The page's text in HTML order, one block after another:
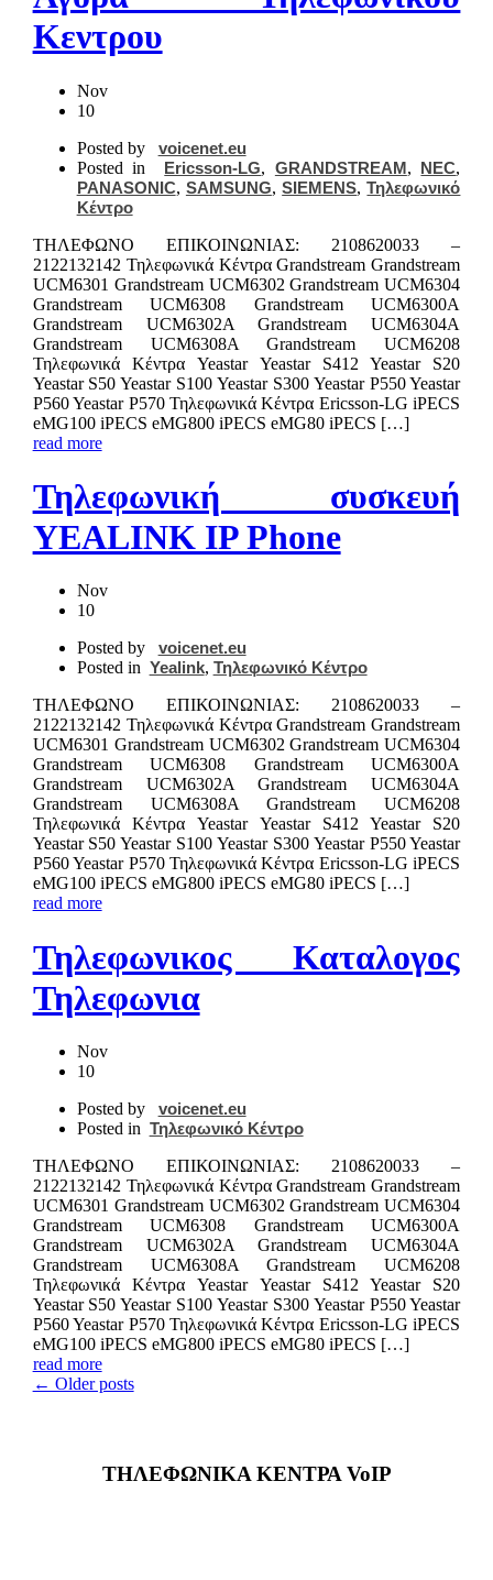
Κεντρου
Nov
10
Posted by
voicenet.eu
Posted in
Ericsson-LG, GRANDSTREAM, NEC,
PANASONIC, SAMSUNG,SIEMENS,Τηλεφωνικό
Κέντρο
ΤΗΛΕΦΩΝΟ ΕΠΙΚΟIΝΩΝΙΑΣ: 2108620033 –
2122132142 Τηλεφωνικά Κέντρα Grandstream Grandstream
UCM6301 Grandstream UCM6302 Grandstream UCM6304
Grandstream UCM6308 Grandstream UCM6300A
Grandstream UCM6302A Grandstream UCM6304A
Grandstream UCM6308A Grandstream UCM6208
Τηλεφωνικά Κέντρα Yeastar Yeastar S412 Yeastar S20
Yeastar S50 Yeastar S100 Yeastar S300 Yeastar P550 Yeastar
P560 Yeastar P570 Τηλεφωνικά Κέντρα Ericsson-LG iPECS
eMG100 iPECS eMG800 iPECS eMG80 iPECS […]
read more
Τηλεφωνική συσκευή
YEALINK IP Phone
Nov
10
Posted by
voicenet.eu
Posted in Yealink, Τηλεφωνικό Κέντρο
ΤΗΛΕΦΩΝΟ ΕΠΙΚΟIΝΩΝΙΑΣ: 2108620033 –
2122132142 Τηλεφωνικά Κέντρα Grandstream Grandstream
UCM6301 Grandstream UCM6302 Grandstream UCM6304
Grandstream UCM6308 Grandstream UCM6300A
Grandstream UCM6302A Grandstream UCM6304A
Grandstream UCM6308A Grandstream UCM6208
Τηλεφωνικά Κέντρα Yeastar Yeastar S412 Yeastar S20
Yeastar S50 Yeastar S100 Yeastar S300 Yeastar P550 Yeastar
P560 Yeastar P570 Τηλεφωνικά Κέντρα Ericsson-LG iPECS
eMG100 iPECS eMG800 iPECS eMG80 iPECS […]
read more
Τηλεφωνικος Καταλογος
Τηλεφωνια
Nov
10
Posted by
voicenet.eu
Posted in Τηλεφωνικό Κέντρο
ΤΗΛΕΦΩΝΟ ΕΠΙΚΟIΝΩΝΙΑΣ: 2108620033 –
2122132142 Τηλεφωνικά Κέντρα Grandstream Grandstream
UCM6301 Grandstream UCM6302 Grandstream UCM6304
Grandstream UCM6308 Grandstream UCM6300A
Grandstream UCM6302A Grandstream UCM6304A
Grandstream UCM6308A Grandstream UCM6208
Τηλεφωνικά Κέντρα Yeastar Yeastar S412 Yeastar S20
Yeastar S50 Yeastar S100 Yeastar S300 Yeastar P550 Yeastar
P560 Yeastar P570 Τηλεφωνικά Κέντρα Ericsson-LG iPECS
eMG100 iPECS eMG800 iPECS eMG80 iPECS […]
read more
← Older posts
ΤΗΛΕΦΩΝΙΚΑ ΚΕΝΤΡΑ VoIP